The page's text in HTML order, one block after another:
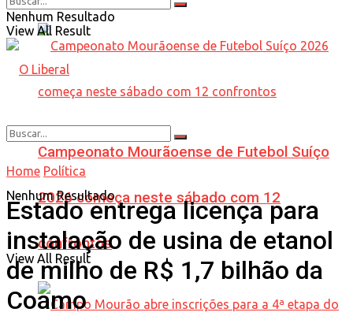
Campeonato Mourãoense de Futebol Suíço
2026 começa neste sábado com 12
confrontos
Nenhum Resultado
View All Result
Nenhum Resultado
View All Result
Home Política
Estado entrega licença para
instalação de usina de etanol
de milho de R$ 1,7 bilhão da
Coamo